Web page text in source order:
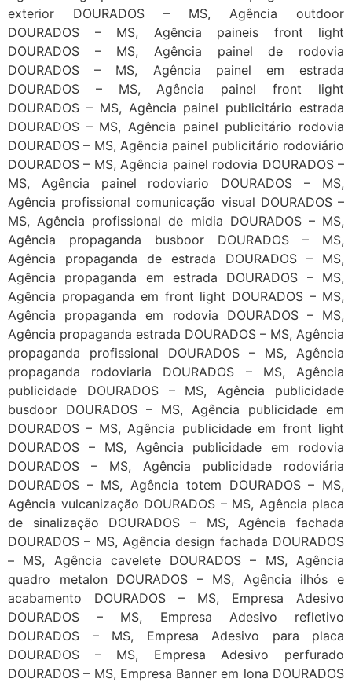
exterior DOURADOS – MS, Agência outdoor
DOURADOS – MS, Agência paineis front light
DOURADOS – MS, Agência painel de rodovia
DOURADOS – MS, Agência painel em estrada
DOURADOS – MS, Agência painel front light
DOURADOS – MS, Agência painel publicitário estrada
DOURADOS – MS, Agência painel publicitário rodovia
DOURADOS – MS, Agência painel publicitário rodoviário
DOURADOS – MS, Agência painel rodovia DOURADOS –
MS, Agência painel rodoviario DOURADOS – MS,
Agência profissional comunicação visual DOURADOS –
MS, Agência profissional de midia DOURADOS – MS,
Agência propaganda busboor DOURADOS – MS,
Agência propaganda de estrada DOURADOS – MS,
Agência propaganda em estrada DOURADOS – MS,
Agência propaganda em front light DOURADOS – MS,
Agência propaganda em rodovia DOURADOS – MS,
Agência propaganda estrada DOURADOS – MS, Agência
propaganda profissional DOURADOS – MS, Agência
propaganda rodoviaria DOURADOS – MS, Agência
publicidade DOURADOS – MS, Agência publicidade
busdoor DOURADOS – MS, Agência publicidade em
DOURADOS – MS, Agência publicidade em front light
DOURADOS – MS, Agência publicidade em rodovia
DOURADOS – MS, Agência publicidade rodoviária
DOURADOS – MS, Agência totem DOURADOS – MS,
Agência vulcanização DOURADOS – MS, Agência placa
de sinalização DOURADOS – MS, Agência fachada
DOURADOS – MS, Agência design fachada DOURADOS
– MS, Agência cavelete DOURADOS – MS, Agência
quadro metalon DOURADOS – MS, Agência ilhós e
acabamento DOURADOS – MS, Empresa Adesivo
DOURADOS – MS, Empresa Adesivo refletivo
DOURADOS – MS, Empresa Adesivo para placa
DOURADOS – MS, Empresa Adesivo perfurado
DOURADOS – MS, Empresa Banner em lona DOURADOS